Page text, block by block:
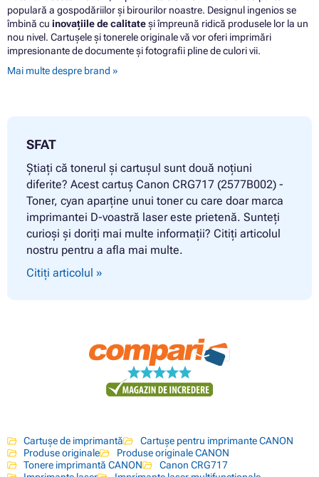
populară a gospodăriilor și birourilor noastre. Designul ingenios se
îmbină cu inovațiile de calitateși împreună ridică produsele lor la un
nou nivel. Cartușele și tonerele originale vă vor oferi imprimări
impresionante de documente și fotografii pline de culori vii.
Mai multe despre brand »
SFAT
Știați că tonerul și cartușul sunt două noțiuni
diferite? Acest cartuș Canon CRG717 (2577B002) -
Toner, cyan aparține unui toner cu care doar marca
imprimantei D-voastră laser este prietenă. Sunteți
curioși și doriți mai multe informații? Citiți articolul
nostru pentru a afla mai multe.
Citiți articolul »
Cartușe de imprimantă
Cartușe pentru imprimante CANON
Produse originale
Produse originale CANON
Tonere imprimantă CANON
Canon CRG717